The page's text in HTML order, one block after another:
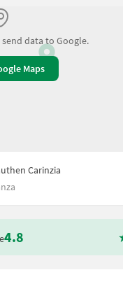
data to Google.
Maps
Carinzia
4.8